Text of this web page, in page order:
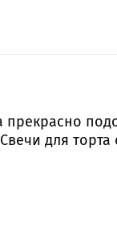
прекрасно
для торта